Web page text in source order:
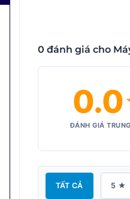
0 đánh giá cho
0.0
ĐÁNH GIÁ
TẤT CẢ 5 ★